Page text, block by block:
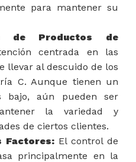
para mantener su
de Productos de
centrada en las
llevar al descuido de los
C. Aunque tienen un
bajo, aún pueden ser
la variedad y
de ciertos clientes.
Factores:El control de
principalmente en la